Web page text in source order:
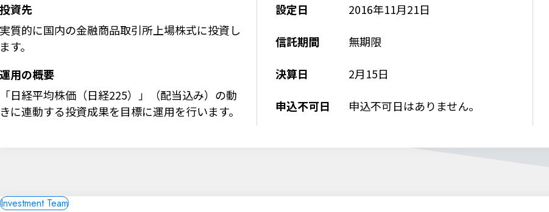
投資先
実質的に国内の金融商品取引所上場株式に投資し
ます。
運用の概要
「日経平均株価（日経225）」（配当込み）の動
きに連動する投資成果を目標に運用を行います。
設定日 2016年11月21日
信託期間 無期限
決算日 2月15日
申込不可日 申込不可日はありません。